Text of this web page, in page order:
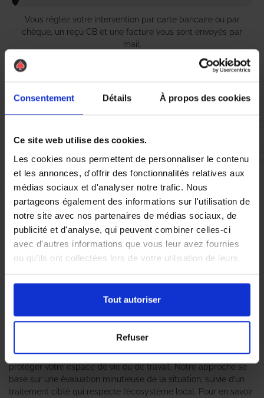
Consentement Détails À propos des cookies
Ce site web utilise des cookies.
Les cookies nous permettent de personnaliser le contenu
et les annonces, d'offrir des fonctionnalités relatives aux
médias sociaux et d'analyser notre trafic. Nous
partageons également des informations sur l'utilisation de
notre site avec nos partenaires de médias sociaux, de
publicité et d'analyse, qui peuvent combiner celles-ci
avec d'autres informations que vous leur avez fournies
ou qu'ils ont collectées lors de votre utilisation de leurs
Tout autoriser
Refuser
Vous réglez votre intervention par carte bancaire ou par
chèque, un reçu CB et une facture vous sont envoyés par
mail.
Etape 5 :
Vous recevez une demande d’évaluation de votre expérience
avec l’équipe AS DE PIC.
Nous avons pensé à tout
À Grand-Quevilly, la présence de nuisibles tels que les chenilles
pour garantir un environnement sain et sécurisé. L’agence As de
Pic se positionne comme un expert anti-nuisible de confiance,
Grâce à une équipe qualifiée et des méthodes éprouvées, nous
intervenons rapidement pour éradiquer ces indésirables et
protéger votre espace de vie ou de travail. Notre approche se
base sur une évaluation minutieuse de la situation, suivie d’un
traitement ciblé qui respecte l’écosystème local. Pour en savoir